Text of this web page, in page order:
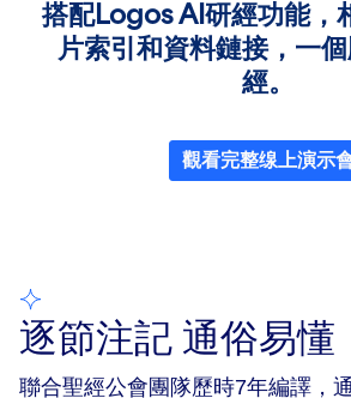
搭配Logos AI研經功能，
片索引和資料鏈接，一
經。
觀看完整缐上演示
逐節注記 通俗易懂
聯合聖經公會團隊歷時7年編譯，